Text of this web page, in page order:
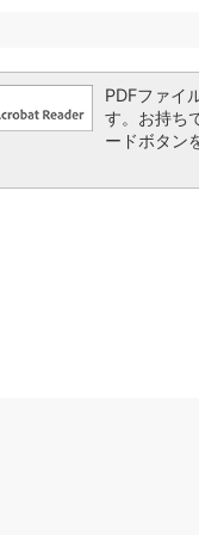
PDFファイ
す。お持ち
ードボタン